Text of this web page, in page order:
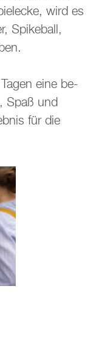
wird es
Spike­ball,
eine be­
Spaß und
für die